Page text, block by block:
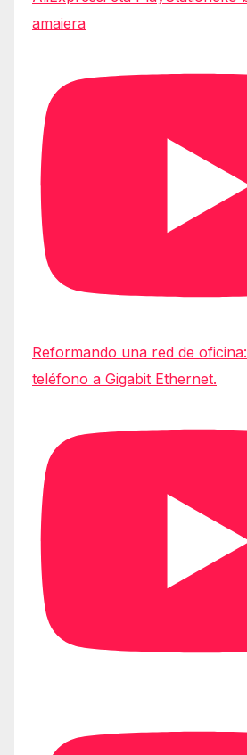
amaiera
Reformando una red de
teléfono a Gigabit Ethernet.